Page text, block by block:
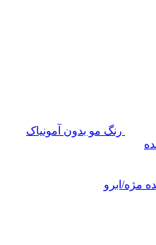
رنگ مو بدون آمونیاک
مژه/ابرو